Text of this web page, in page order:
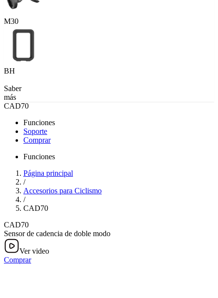
M30
BH
Saber
más
CAD70
Funciones
Soporte
Comprar
Funciones
Página principal
/
Accesorios para Ciclismo
/
CAD70
CAD70
Sensor de cadencia de doble modo
Ver video
Comprar